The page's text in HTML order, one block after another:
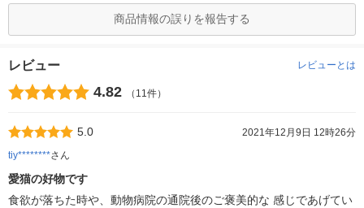
商品情報の誤りを報告する
レビュー レビューとは
4.82 （11件）
5.0
2021年12月9日 12時26分
tiy********さん
愛猫の好物です
食欲が落ちた時や、動物病院の通院後のご褒美的な 感じであげてい